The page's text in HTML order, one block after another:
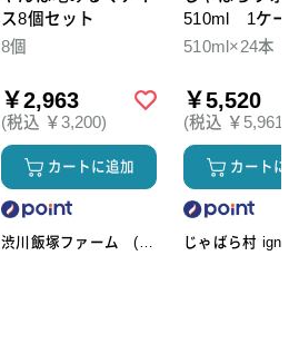
ス8個セット
8個
￥2,963
(税込 ￥3,200)
カートに追加
渋川飯塚ファーム (ア
510ml 1ケー
本入
510ml×24本
￥5,520
(税込 ￥5,961)
カートに
じゃばら村